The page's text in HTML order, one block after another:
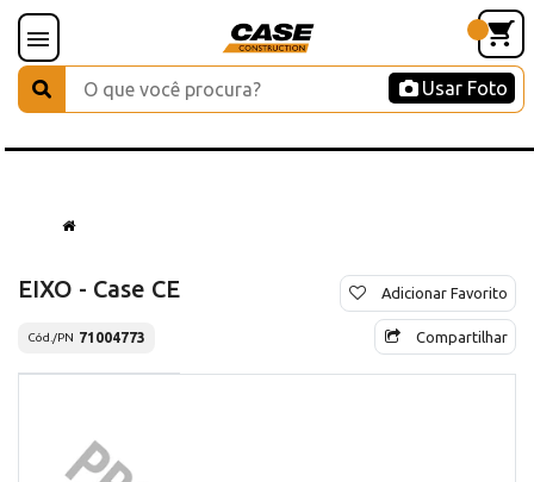
Usar Foto
EIXO - Case CE
Cód./PN 71004773
Adicionar Favorito
Compartilhar